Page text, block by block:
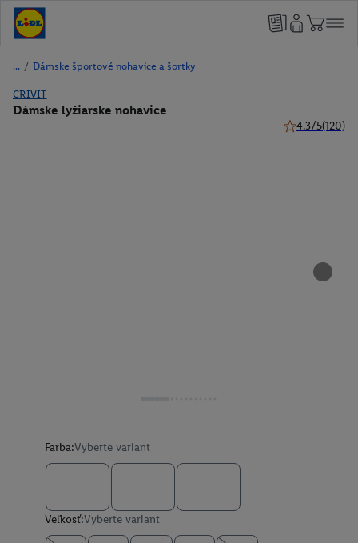
/ Dámske športové nohavice a šortky
CRIVIT
Dámske lyžiarske nohavice
4.3/5(120)
Farba:Vyberte variant
Veľkosť:Vyberte variant